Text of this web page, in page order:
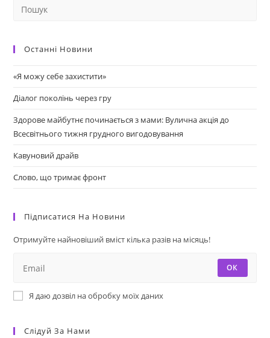
Останні Новини
«Я можу себе захистити»
Діалог поколінь через гру
Здорове майбутнє починається з мами: Вулична акція до
Всесвітнього тижня грудного вигодовування
Кавуновий драйв
Слово, що тримає фронт
Підписатися На Новини
Отримуйте найновіший вміст кілька разів на місяць!
ОК
Я даю дозвіл на обробку моїх даних
Слідуй За Нами